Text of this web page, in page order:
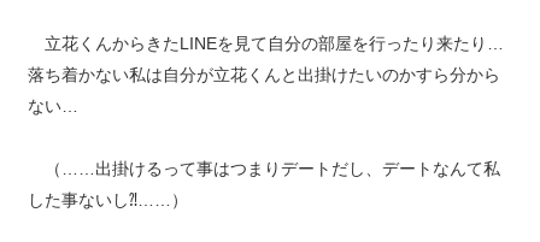
立花くんからきたLINEを見て自分の部屋を行ったり来たり…
落ち着かない私は自分が立花くんと出掛けたいのかすら分から
ない…
（……出掛けるって事はつまりデートだし、デートなんて私
した事ないし⁈……）